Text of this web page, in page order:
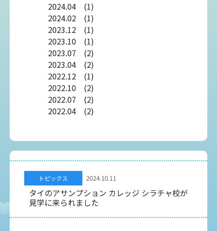
2024.04 (1)
2024.02 (1)
2023.12 (1)
2023.10 (1)
2023.07 (2)
2023.04 (2)
2022.12 (1)
2022.10 (2)
2022.07 (2)
2022.04 (2)
トピックス 2024.10.11
タイのアサンプション カレッジ シラチャ校が
見学に来られました